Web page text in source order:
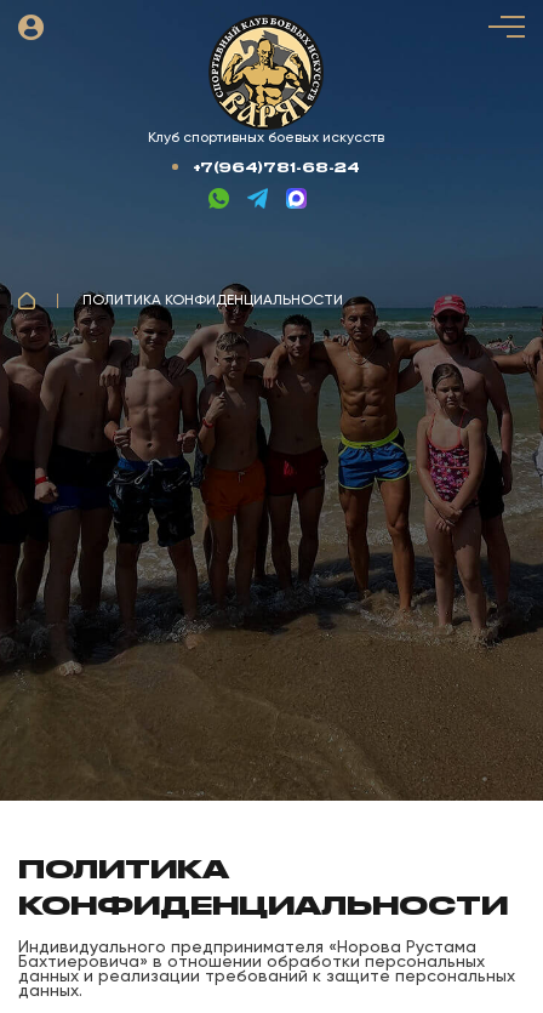
Клуб спортивных боевых искусств
+7(964)781-68-24
ПОЛИТИКА КОНФИДЕНЦИАЛЬНОСТИ
ПОЛИТИКА
КОНФИДЕНЦИАЛЬНОСТИ
Индивидуального предпринимателя «Норова Рустама
Бахтиеровича» в отношении обработки персональных
данных и реализации требований к защите персональных
данных.